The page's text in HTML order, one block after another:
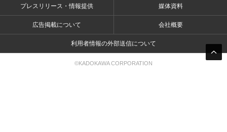
プレスリリース・情報提供 媒体資料
広告掲載について 会社概要
利用者情報の外部送信について
©KADOKAWA CORPORATION